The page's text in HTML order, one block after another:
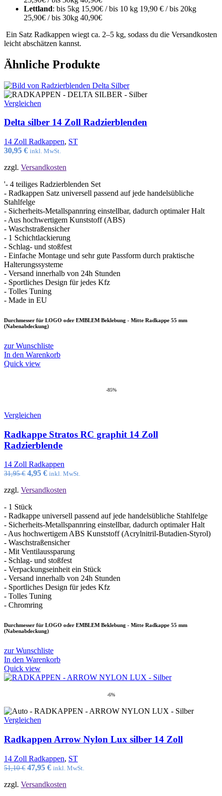
Lettland: bis 5kg 15,90€ / bis 10 kg 19,90 € / bis 20kg
25,90€ / bis 30kg 40,90€
Ein Satz Radkappen wiegt ca. 2–5 kg, sodass du die Versandkosten
leicht abschätzen kannst.
Ähnliche Produkte
Vergleichen
Delta silber 14 Zoll Radzierblenden
14 Zoll Radkappen, ST
30,95 € inkl. MwSt.
zzgl. Versandkosten
'- 4 teiliges Radzierblenden Set
- Radkappen Satz universell passend auf jede handelsübliche
Stahlfelge
- Sicherheits-Metallspannring einstellbar, dadurch optimaler Halt
- Aus hochwertigem Kunststoff (ABS)
- Waschstraßensicher
- 1 Schichtlackierung
- Schlag- und stoßfest
- Einfache Montage und sehr gute Passform durch praktische
Halterungssysteme
- Versand innerhalb von 24h Stunden
- Sportliches Design für jedes Kfz
- Tolles Tuning
- Made in EU
Durchmesser für LOGO oder EMBLEM Beklebung - Mitte Radkappe 55 mm
(Nabenabdeckung)
zur Wunschliste
In den Warenkorb
Quick view
-85%
Vergleichen
Radkappe Stratos RC graphit 14 Zoll
Radzierblende
14 Zoll Radkappen
31,95€ Ursprünglicher
war:
4,95 €Aktueller
ist:
inkl. MwSt.
zzgl. Versandkosten
- 1 Stück
- Radkappe universell passend auf jede handelsübliche Stahlfelge
- Sicherheits-Metallspannring einstellbar, dadurch optimaler Halt
- Aus hochwertigem ABS Kunststoff (Acrylnitril-Butadien-Styrol)
- Waschstraßensicher
- Mit Ventilaussparung
- Schlag- und stoßfest
- Verpackungseinheit ein Stück
- Versand innerhalb von 24h Stunden
- Sportliches Design für jedes Kfz
- Tolles Tuning
- Chromring
Durchmesser für LOGO oder EMBLEM Beklebung - Mitte Radkappe 55 mm
(Nabenabdeckung)
zur Wunschliste
In den Warenkorb
Quick view
-6%
Vergleichen
Radkappen Arrow Nylon Lux silber 14 Zoll
14 Zoll Radkappen, ST
51,10€ Ursprünglicher
war:
47,95 €Aktueller
ist:
inkl. MwSt.
zzgl. Versandkosten